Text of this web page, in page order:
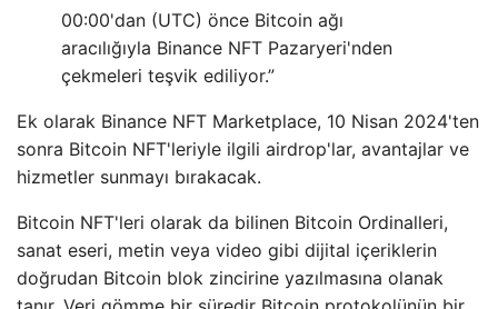
00:00'dan (UTC) önce Bitcoin ağı
aracılığıyla Binance NFT Pazaryeri'nden
çekmeleri teşvik ediliyor.”
Ek olarak Binance NFT Marketplace, 10 Nisan 2024'ten
sonra Bitcoin NFT'leriyle ilgili airdrop'lar, avantajlar ve
hizmetler sunmayı bırakacak.
Bitcoin NFT'leri olarak da bilinen Bitcoin Ordinalleri,
sanat eseri, metin veya video gibi dijital içeriklerin
doğrudan Bitcoin blok zincirine yazılmasına olanak